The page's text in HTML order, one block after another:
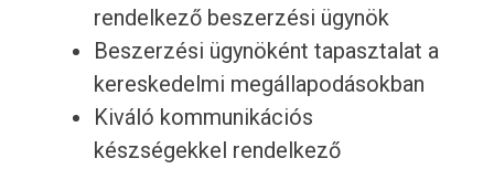
rendelkező beszerzési ügynök
Beszerzési ügynöként tapasztalat a
kereskedelmi megállapodásokban
Kiváló kommunikációs
készségekkel rendelkező